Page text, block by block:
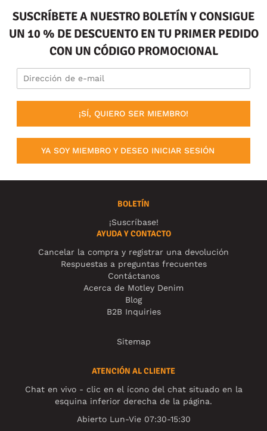
SUSCRÍBETE A NUESTRO BOLETÍN Y CONSIGUE
UN 10 % DE DESCUENTO EN TU PRIMER PEDIDO
CON UN CÓDIGO PROMOCIONAL
¡SÍ, QUIERO SER MIEMBRO!
YA SOY MIEMBRO Y DESEO INICIAR SESIÓN
BOLETÍN
¡Suscríbase!
AYUDA Y CONTACTO
Cancelar la compra y registrar una devolución
Respuestas a preguntas frecuentes
Contáctanos
Acerca de Motley Denim
Blog
B2B Inquiries
Sitemap
ATENCIÓN AL CLIENTE
Chat en vivo - clic en el ícono del chat situado en la
esquina inferior derecha de la página.
Abierto Lun-Vie 07:30-15:30